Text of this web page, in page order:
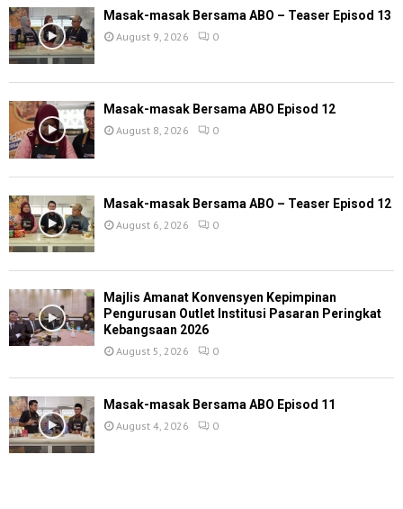
Masak-masak Bersama ABO – Teaser Episod 13
August 9, 2026 0
Masak-masak Bersama ABO Episod 12
August 8, 2026 0
Masak-masak Bersama ABO – Teaser Episod 12
August 6, 2026 0
Majlis Amanat Konvensyen Kepimpinan
Pengurusan Outlet Institusi Pasaran Peringkat
Kebangsaan 2026
August 5, 2026 0
Masak-masak Bersama ABO Episod 11
August 4, 2026 0